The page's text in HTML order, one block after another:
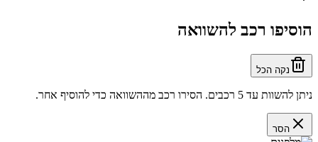
הוסיפו רכב להשוואה
נקה הכל
ניתן להשוות עד 5 רכבים. הסירו רכב מההשוואה כדי להוסיף אחר.
הסר